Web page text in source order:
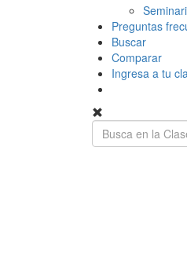
Preguntas
Buscar
Comparar
Ingresa a tu